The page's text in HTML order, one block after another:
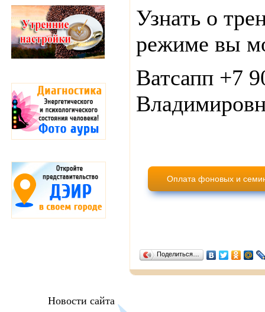
Узнать о
режиме вы
Ватсапп +7
Оплата фоновых и
Поделиться…
Новости сайта